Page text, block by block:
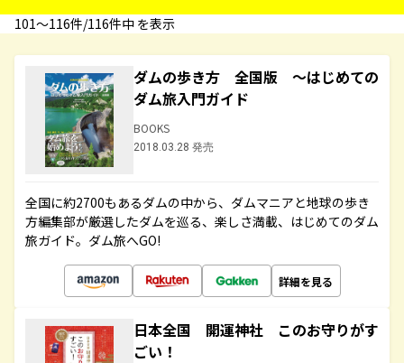
101〜116件/116件中 を表示
ダムの歩き方 全国版 ～はじめての
ダム旅入門ガイド
BOOKS
2018.03.28 発売
全国に約2700もあるダムの中から、ダムマニアと地球の歩き
方編集部が厳選したダムを巡る、楽しさ満載、はじめてのダム
旅ガイド。ダム旅へGO!
詳細を見る
日本全国 開運神社 このお守りがす
ごい！